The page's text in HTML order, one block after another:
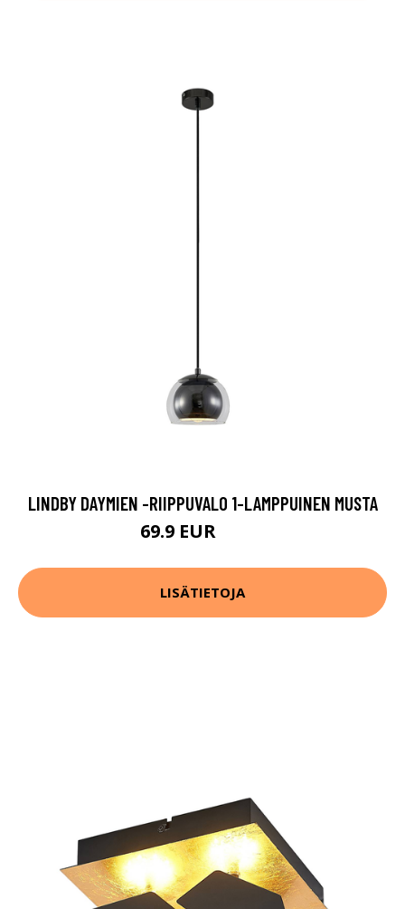
LINDBY DAYMIEN -RIIPPUVALO 1-LAMPPUINEN MUSTA
69.9 EUR
LISÄTIETOJA